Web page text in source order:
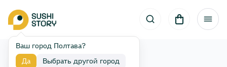
Ваш город Полтава?
Да Выбрать другой город
Назад